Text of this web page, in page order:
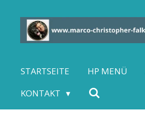
Hauptinhalt
springen
STARTSEITE HP MENÜ
KONTAKT